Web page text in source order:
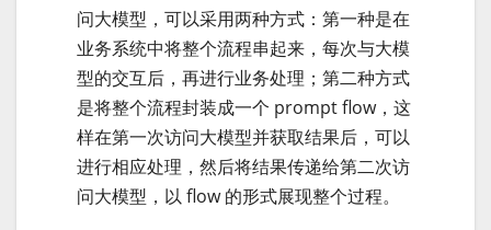
问大模型，可以采用两种方式：第一种是在
业务系统中将整个流程串起来，每次与大模
型的交互后，再进行业务处理；第二种方式
是将整个流程封装成一个 prompt flow，这
样在第一次访问大模型并获取结果后，可以
进行相应处理，然后将结果传递给第二次访
问大模型，以 flow 的形式展现整个过程。